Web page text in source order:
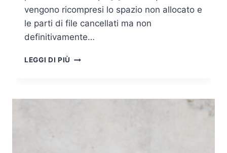
vengono ricompresi lo spazio non allocato e
le parti di file cancellati ma non
definitivamente…
LEGGI DI PIÙ DIGITAL
SECURITY: